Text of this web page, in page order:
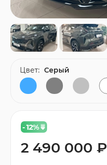
- 12%
2 490 000 ₽
Цвет: Серый